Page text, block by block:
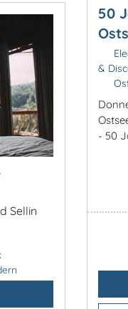
Sellin
50
&
- 50